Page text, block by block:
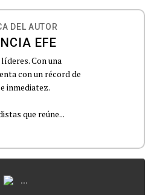
DEL AUTOR
EFE
Con una
con un récord de
inmediatez.
que reúne...
...